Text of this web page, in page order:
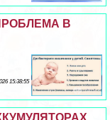
В
15:38:55